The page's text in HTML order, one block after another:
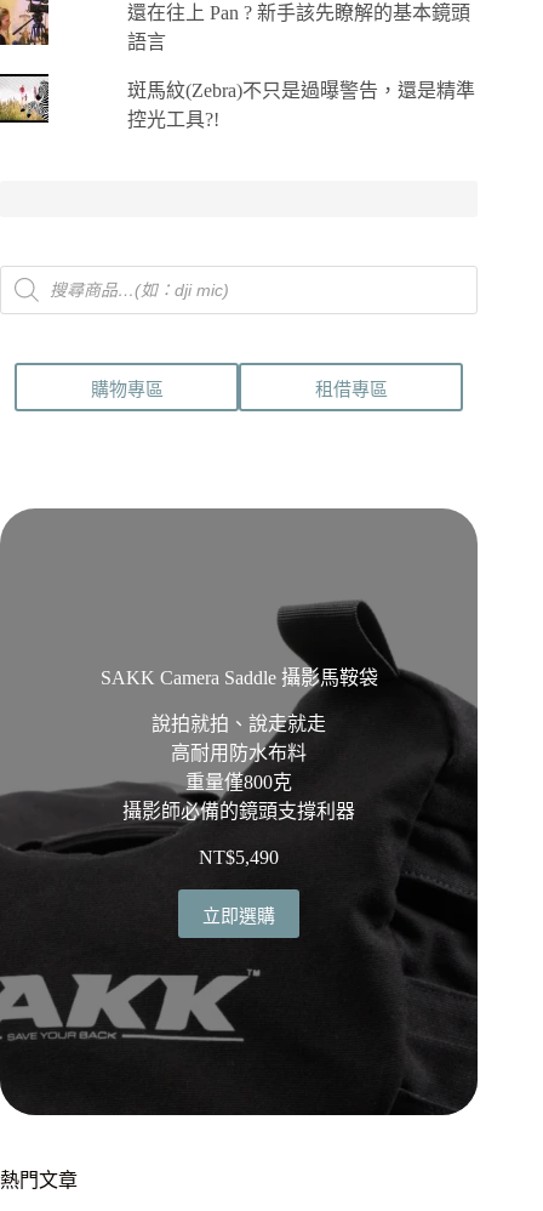
還在往上 Pan ? 新手該先瞭解的基本鏡頭
語言
斑馬紋(Zebra)不只是過曝警告，還是精準
控光工具?!
Products
search
購物專區 租借專區
SAKK Camera Saddle 攝影馬鞍袋
說拍就拍、說走就走
高耐用防水布料
重量僅800克
攝影師必備的鏡頭支撐利器
NT$5,490
立即選購
熱門文章